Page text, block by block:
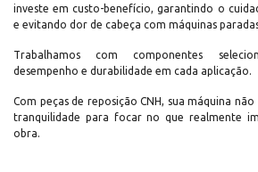
investe em custo-benefício, garantindo o
e evitando dor de cabeça com máquinas
Trabalhamos com componentes
desempenho e durabilidade em cada aplicação.
Com peças de reposição CNH, sua máquina
tranquilidade para focar no que realmente
obra.